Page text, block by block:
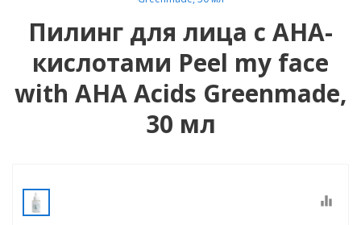
Пилинг для лица с AHA-
кислотами Peel my face
with AHA Acids Greenmade,
30 мл
equalizer